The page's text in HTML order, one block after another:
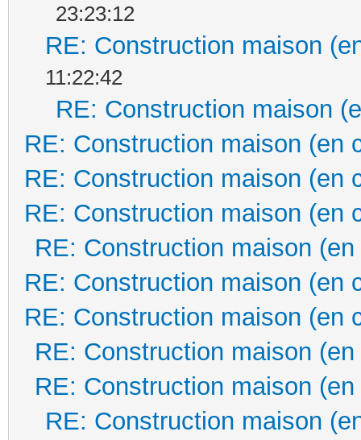
23:23:12
RE: Construction maison
11:22:42
RE: Construction maison
RE: Construction maison (en
RE: Construction maison (en
RE: Construction maison (en
RE: Construction maison
RE: Construction maison (en
RE: Construction maison (en
RE: Construction maison
RE: Construction maison
RE: Construction maison